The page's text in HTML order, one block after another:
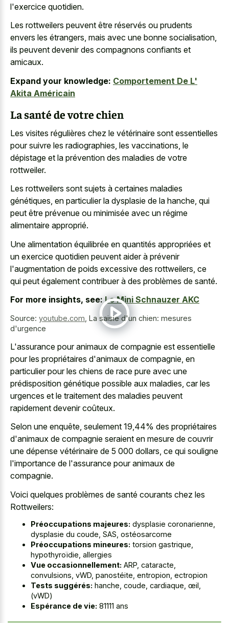
l'exercice quotidien.
Les rottweilers peuvent être réservés ou prudents
envers les étrangers, mais avec une bonne socialisation,
ils peuvent devenir des compagnons confiants et
amicaux.
Expand your knowledge: Comportement De L'
Akita Américain
La santé de votre chien
Les visites régulières chez le vétérinaire sont essentielles
pour suivre les radiographies, les vaccinations, le
dépistage et la prévention des maladies de votre
rottweiler.
Les rottweilers sont sujets à certaines maladies
génétiques, en particulier la dysplasie de la hanche, qui
peut être prévenue ou minimisée avec un régime
alimentaire approprié.
Une alimentation équilibrée en quantités appropriées et
un exercice quotidien peuvent aider à prévenir
l'augmentation de poids excessive des rottweilers, ce
qui peut également contribuer à des problèmes de santé.
For more insights, see: Le Mini Schnauzer AKC
Source: youtube.com, La saisie d'un chien: mesures
d'urgence
L'assurance pour animaux de compagnie est essentielle
pour les propriétaires d'animaux de compagnie, en
particulier pour les chiens de race pure avec une
prédisposition génétique possible aux maladies, car les
urgences et le traitement des maladies peuvent
rapidement devenir coûteux.
Selon une enquête, seulement 19,44% des propriétaires
d'animaux de compagnie seraient en mesure de couvrir
une dépense vétérinaire de 5 000 dollars, ce qui souligne
l'importance de l'assurance pour animaux de
compagnie.
Voici quelques problèmes de santé courants chez les
Rottweilers:
Préoccupations majeures: dysplasie coronarienne,
dysplasie du coude, SAS, ostéosarcome
Préoccupations mineures: torsion gastrique,
hypothyroïdie, allergies
Vue occasionnellement: ARP, cataracte,
convulsions, vWD, panostéite, entropion, ectropion
Tests suggérés: hanche, coude, cardiaque, œil,
(vWD)
Espérance de vie: 81111 ans